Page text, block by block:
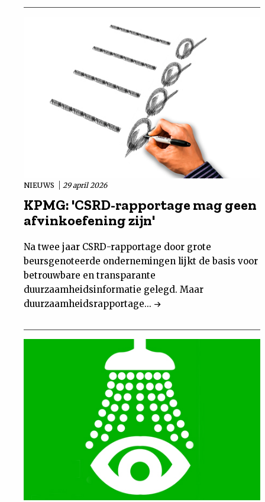
NIEUWS 29 april 2026
KPMG: 'CSRD-rapportage mag geen
afvinkoefening zijn'
Na twee jaar CSRD-rapportage door grote
beursgenoteerde ondernemingen lijkt de basis voor
betrouwbare en transparante
duurzaamheidsinformatie gelegd. Maar
duurzaamheidsrapportage...